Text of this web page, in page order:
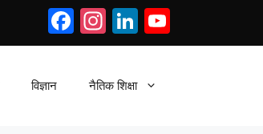
Facebook
Instagram
LinkedIn
विज्ञान नैतिक शिक्षा